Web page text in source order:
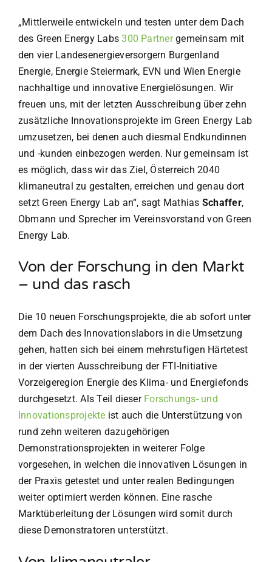
„Mittlerweile entwickeln und testen unter dem Dach
des Green Energy Labs300 Partnergemeinsam mit
den vier Landesenergieversorgern Burgenland
Energie, Energie Steiermark, EVN und Wien Energie
nachhaltige und innovative Energielösungen. Wir
freuen uns, mit der letzten Ausschreibung über zehn
zusätzliche Innovationsprojekte im Green Energy Lab
umzusetzen, bei denen auch diesmal Endkundinnen
und -kunden einbezogen werden. Nur gemeinsam ist
es möglich, dass wir das Ziel, Österreich 2040
klimaneutral zu gestalten, erreichen und genau dort
setzt Green Energy Lab an“, sagt Mathias Schaffer,
Obmann und Sprecher im Vereinsvorstand von Green
Energy Lab.
Von der Forschung in den Markt
– und das rasch
Die 10 neuen Forschungsprojekte, die ab sofort unter
dem Dach des Innovationslabors in die Umsetzung
gehen, hatten sich bei einem mehrstufigen Härtetest
in der vierten Ausschreibung der FTI-Initiative
Vorzeigeregion Energie des Klima- und Energiefonds
durchgesetzt. Als Teil dieser Forschungs- und
Innovationsprojekte ist auch die Unterstützung von
rund zehn weiteren dazugehörigen
Demonstrationsprojekten in weiterer Folge
vorgesehen, in welchen die innovativen Lösungen in
der Praxis getestet und unter realen Bedingungen
weiter optimiert werden können. Eine rasche
Marktüberleitung der Lösungen wird somit durch
diese Demonstratoren unterstützt.